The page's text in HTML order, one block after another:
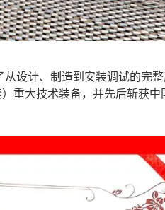
设计、制造到安装调试的完整
重大技术装备，并先后斩获中